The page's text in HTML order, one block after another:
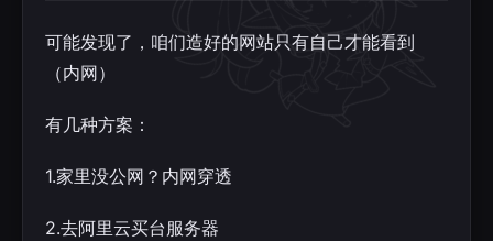
可能发现了，咱们造好的网站只有自己才能看到
（内网）
有几种方案：
1.家里没公网？内网穿透
2.去阿里云买台服务器